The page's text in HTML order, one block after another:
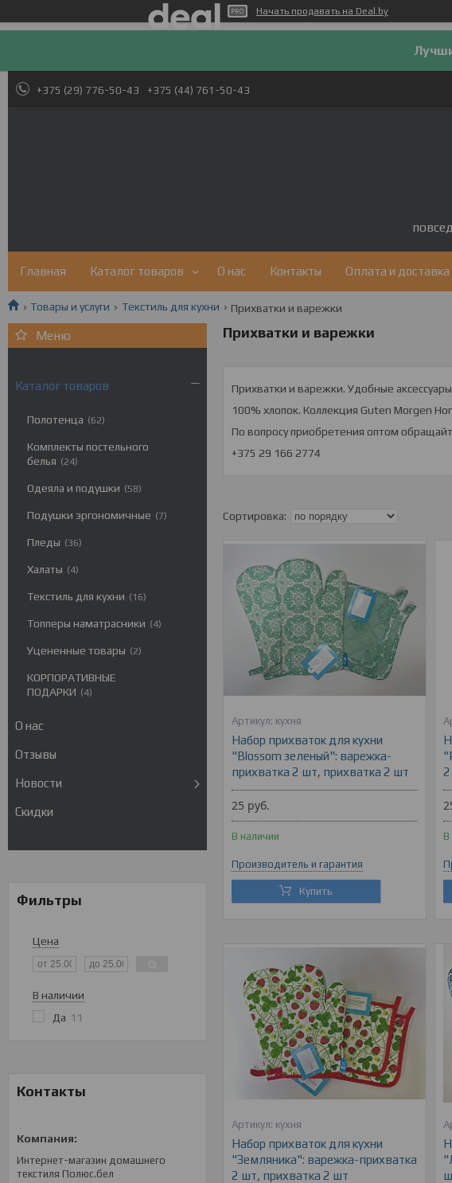
Начать продавать на Deal.by
+375 (29) 776-50-43 +375 (44) 761-50-43
Главная Каталог товаров О нас Контакты Оплата и доставка
Товары и услуги Текстиль для кухни Прихватки и варежки
Каталог товаров
Полотенца 62
Комплекты постельного
белья
24
Одеяла и подушки 58
Подушки эргономичные 7
Пледы 36
Халаты 4
Текстиль для кухни 16
Топперы наматрасники 4
Уцененные товары 2
КОРПОРАТИВНЫЕ
ПОДАРКИ
4
О нас
Отзывы
Новости
Скидки
Фильтры
Цена
В наличии
Да 11
Контакты
Интернет-магазин домашнего
текстиля Полюс.бел
Прихватки и варежки
Прихватки и варежки. Удобные
100% хлопок. Коллекция Guten Morgen
По вопросу приобретения оптом
+375 29 166 2774
кухня
Набор прихваток для кухни
"Blossom зеленый": варежка-
прихватка 2 шт, прихватка 2 шт
25 руб.
В наличии
Производитель и гарантия
Купить
2
В
кухня
Набор прихваток для кухни
"Земляника": варежка-прихватка
2 шт, прихватка 2 шт